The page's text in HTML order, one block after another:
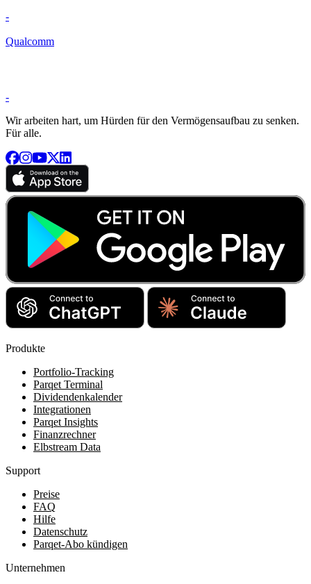
-
Qualcomm
-
Wir arbeiten hart, um Hürden für den Vermögensaufbau zu senken.
Für alle.
Produkte
Portfolio-Tracking
Parqet Terminal
Dividendenkalender
Integrationen
Parqet Insights
Finanzrechner
Elbstream Data
Support
Preise
FAQ
Hilfe
Datenschutz
Parqet-Abo kündigen
Unternehmen